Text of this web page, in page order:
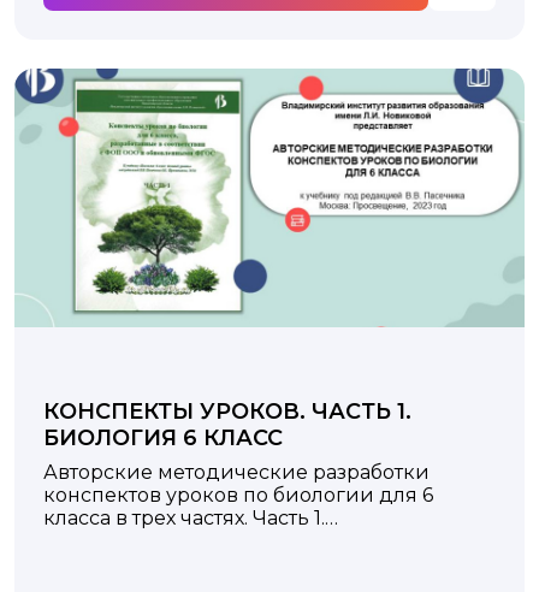
КОНСПЕКТЫ УРОКОВ. ЧАСТЬ 1.
БИОЛОГИЯ 6 КЛАСС
Авторские методические разработки
конспектов уроков по биологии для 6
класса в трех частях. Часть 1.